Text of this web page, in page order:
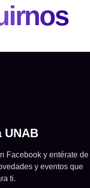
UNAB
Facebook y entérate de
y eventos que
ti.